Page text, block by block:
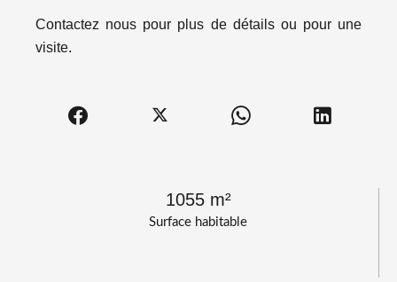
Surface habitable
1055 m²
Contactez nous pour plus de détails ou pour une
visite.